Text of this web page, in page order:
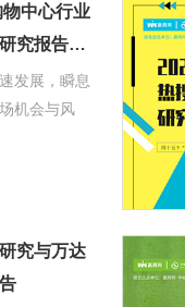
会留下来，
生了哪些新
、行业访谈
中心行业
究报告
发展，瞬息
机会与风
究与万达